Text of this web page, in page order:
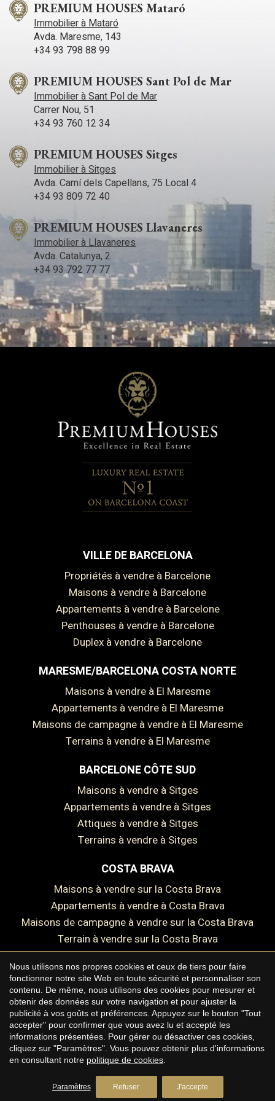
PREMIUM HOUSES Mataró
Immobilier à Mataró
Avda. Maresme, 143
+34 93 798 88 99
PREMIUM HOUSES Sant Pol de Mar
Immobilier à Sant Pol de Mar
Carrer Nou, 51
+34 93 760 12 34
PREMIUM HOUSES Sitges
Immobilier à Sitges
Avda. Camí­ dels Capellans, 75 Local 4
+34 93 809 72 40
PREMIUM HOUSES Llavaneres
Immobilier à Llavaneres
Avda. Catalunya, 2
+34 93 792 77 77
VILLE DE BARCELONA
Propriétés à vendre à Barcelone
Maisons à vendre à Barcelone
Appartements à vendre à Barcelone
Penthouses à vendre à Barcelone
Duplex à vendre à Barcelone
MARESME/BARCELONA COSTA NORTE
Maisons à vendre à El Maresme
Appartements à vendre à El Maresme
Maisons de campagne à vendre à El Maresme
Terrains à vendre à El Maresme
BARCELONE CÔTE SUD
Maisons à vendre à Sitges
Appartements à vendre à Sitges
Attiques à vendre à Sitges
Terrains à vendre à Sitges
COSTA BRAVA
Maisons à vendre sur la Costa Brava
Appartements à vendre à Costa Brava
Maisons de campagne à vendre sur la Costa Brava
Terrain à vendre sur la Costa Brava
Copyright © 2026 Premium Houses
Avis juridique
Politique de confidentialité
Politique de cookies
byiEstrategic
Nous utilisons nos propres cookies et ceux de tiers pour faire
fonctionner notre site Web en toute sécurité et personnaliser son
contenu. De même, nous utilisons des cookies pour mesurer et
obtenir des données sur votre navigation et pour ajuster la
publicité à vos goûts et préférences. Appuyez sur le bouton "Tout
accepter" pour confirmer que vous avez lu et accepté les
informations présentées. Pour gérer ou désactiver ces cookies,
cliquez sur "Paramètres". Vous pouvez obtenir plus d'informations
en consultant notre politique de cookies
Paramètres Refuser J'accepte
Enregistrer les paramètres Tout accepter